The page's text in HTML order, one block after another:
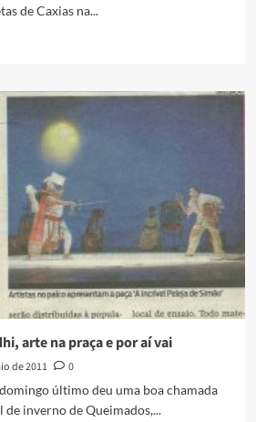
de Caxias na...
arte na praça e por aí vai
de 2011
0
último deu uma boa chamada
inverno de Queimados,...